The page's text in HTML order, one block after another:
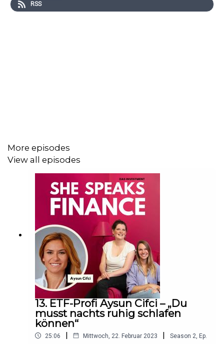
Führungskraft konfrontiert sieht, was es mit der Kunst
Für mehr feinen Content folgt uns aufInstagram
LinkedIn
RSS
More episodes
View all episodes
13. ETF-Profi Aysun Cifci – „Du
musst nachts ruhig schlafen
können“
25:06 | Mittwoch, 22. Februar 2023 | Season 2 Ep.